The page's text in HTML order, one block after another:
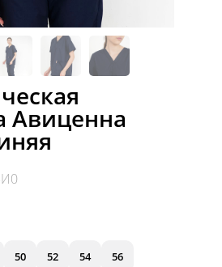
Авиценна
50 52 54 56